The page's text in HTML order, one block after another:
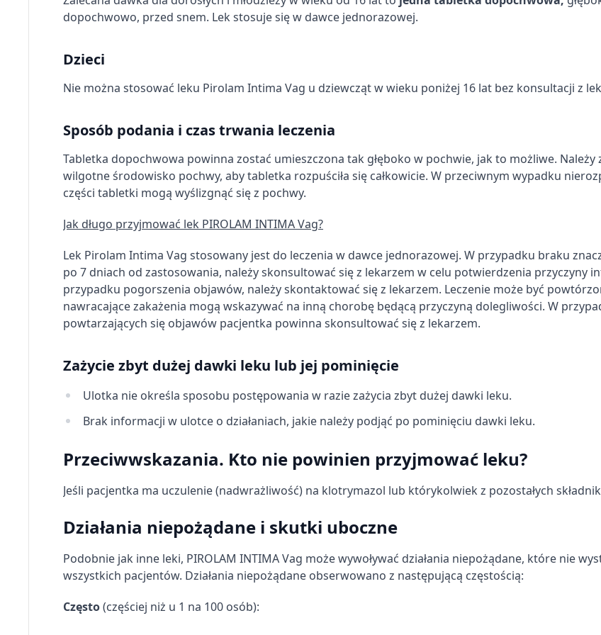
dopochwowo, przed snem. Lek stosuje się w dawce jednorazowej.
Dzieci
Nie można stosować leku Pirolam Intima Vag u dziewcząt w wieku poniżej 16 lat bez konsultacji z
Sposób podania i czas trwania leczenia
Tabletka dopochwowa powinna zostać umieszczona tak głęboko w pochwie, jak to możliwe. Należy
wilgotne środowisko pochwy, aby tabletka rozpuściła się całkowicie. W przeciwnym wypadku
części tabletki mogą wyślizgnąć się z pochwy.
Jak długo przyjmować lek PIROLAM INTIMA Vag?
Lek Pirolam Intima Vag stosowany jest do leczenia w dawce jednorazowej. W przypadku braku
po 7 dniach od zastosowania, należy skonsultować się z lekarzem w celu potwierdzenia przyczyny
przypadku pogorszenia objawów, należy skontaktować się z lekarzem. Leczenie może być
nawracające zakażenia mogą wskazywać na inną chorobę będącą przyczyną dolegliwości. W
powtarzających się objawów pacjentka powinna skonsultować się z lekarzem.
Zażycie zbyt dużej dawki leku lub jej pominięcie
Ulotka nie określa sposobu postępowania w razie zażycia zbyt dużej dawki leku.
Brak informacji w ulotce o działaniach, jakie należy podjąć po pominięciu dawki leku.
Przeciwwskazania. Kto nie powinien przyjmować leku?
Jeśli pacjentka ma uczulenie (nadwrażliwość) na klotrymazol lub którykolwiek z pozostałych
Działania niepożądane i skutki uboczne
Podobnie jak inne leki, PIROLAM INTIMA Vag może wywoływać działania niepożądane, które nie
wszystkich pacjentów. Działania niepożądane obserwowano z następującą częstością:
Często(częściej niż u 1 na 100 osób):
Pomiar efektywności treści
Funkcje specjalne IAB:
Użycie dokładnych danych geolokalizacyjnych
Identyfikowanie urządzeń na podstawie aktywnie żądanych informacji
Niezbędne
Wydajność (Performance)
Reklama / śledzenie